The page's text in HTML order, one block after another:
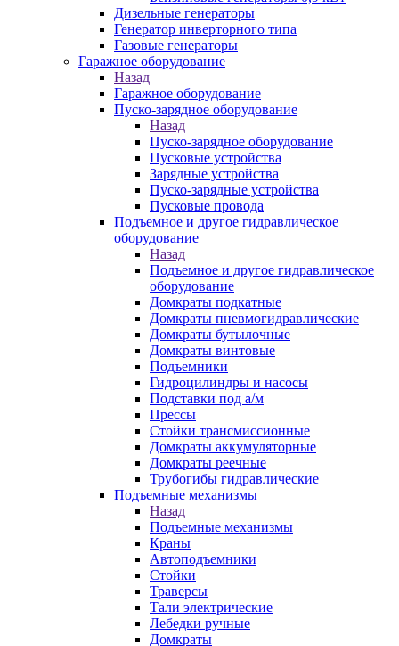
Дизельные генераторы
Генератор инверторного типа
Газовые генераторы
Гаражное оборудование
Назад
Гаражное оборудование
Пуско-зарядное оборудование
Назад
Пуско-зарядное оборудование
Пусковые устройства
Зарядные устройства
Пуско-зарядные устройства
Пусковые провода
Подъемное и другое гидравлическое
оборудование
Назад
Подъемное и другое гидравлическое
оборудование
Домкраты подкатные
Домкраты пневмогидравлические
Домкраты бутылочные
Домкраты винтовые
Подъемники
Гидроцилиндры и насосы
Подставки под а/м
Прессы
Стойки трансмиссионные
Домкраты аккумуляторные
Домкраты реечные
Трубогибы гидравлические
Подъемные механизмы
Назад
Подъемные механизмы
Краны
Автоподъемники
Стойки
Траверсы
Тали электрические
Лебедки ручные
Домкраты